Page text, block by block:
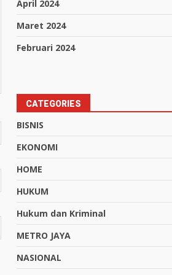
April 2024
Maret 2024
Februari 2024
CATEGORIES
BISNIS
EKONOMI
HOME
HUKUM
Hukum dan Kriminal
METRO JAYA
NASIONAL